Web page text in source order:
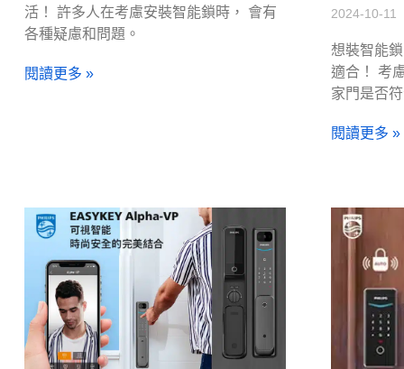
活！ 許多人在考慮安裝智能鎖時， 會有
各種疑慮和問題。
閱讀更多 »
2024-10-11
想裝智能
適合！ 考
家門是否
閱讀更多 »